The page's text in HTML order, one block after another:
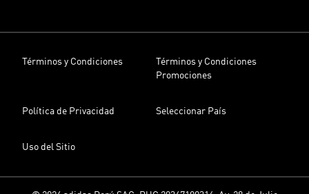
Términos y Condiciones
Términos y Condiciones
Promociones
Política de Privacidad Seleccionar País
Uso del Sitio